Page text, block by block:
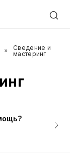
Сведение и
мастеринг